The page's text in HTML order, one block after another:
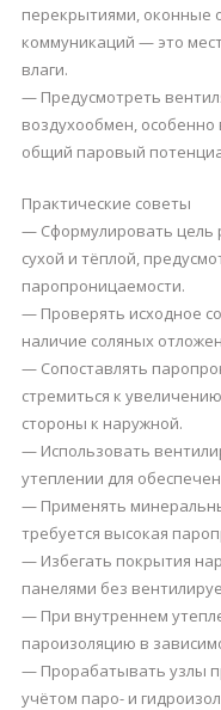
перекрытиями, оконные
коммуникаций — это
влаги.
— Предусмотреть
воздухообмен, особенно
общий паровый
Практические советы
— Сформулировать цель
сухой и тёплой,
паропроницаемости.
— Проверять исходное
наличие соляных
— Сопоставлять
стремиться к
стороны к наружной.
— Использовать
утеплении для
— Применять
требуется высокая
— Избегать покрытия
панелями без
— При внутреннем
пароизоляцию в
— Прорабатывать узлы
учётом паро- и